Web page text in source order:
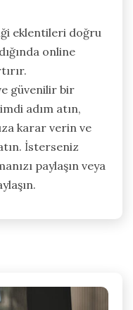
eklentileri doğru
online
güvenilir bir
adım atın,
karar verin ve
İsterseniz
paylaşın veya